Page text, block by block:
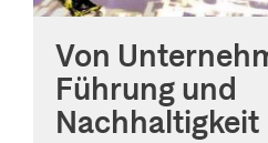
Von
Führung und
Nachhaltigkeit